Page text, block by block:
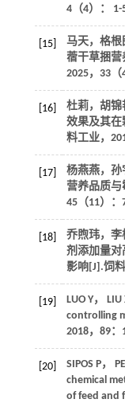
4（4）： 1-
[15] 马天，格根
蓿干草捆营
2025， 33（
[16] 杜莉，胡锦
效果及其在
料工业，
[17] 杨燕燕，孙
营养品质与
45（11）：
[18] 乔煦玮，李
剂添加量对
影响[J].饲
[19] LUO Y， LIU
controlling
2018， 89：
[20] SIPOS P，
chemical
of feed and